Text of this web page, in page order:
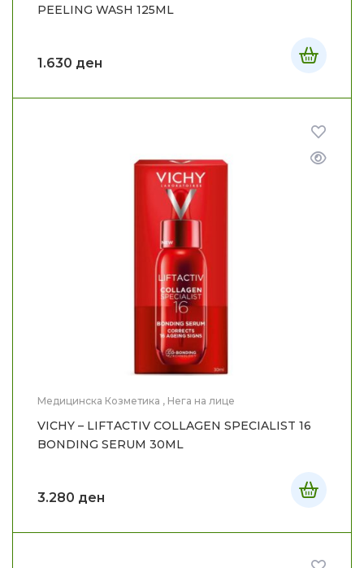
PEELING WASH 125ML
1.630 ден
Медицинска Козметика , Нега на лице
VICHY – LIFTACTIV COLLAGEN SPECIALIST 16
BONDING SERUM 30ML
3.280 ден